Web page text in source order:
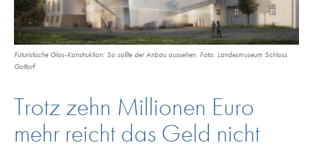
Futuristische Glas-Konstruktion: So sollte der Anbau aussehen. Foto: Landesmuseum Schloss
Gottorf
Trotz zehn Millionen Euro
mehr reicht das Geld nicht